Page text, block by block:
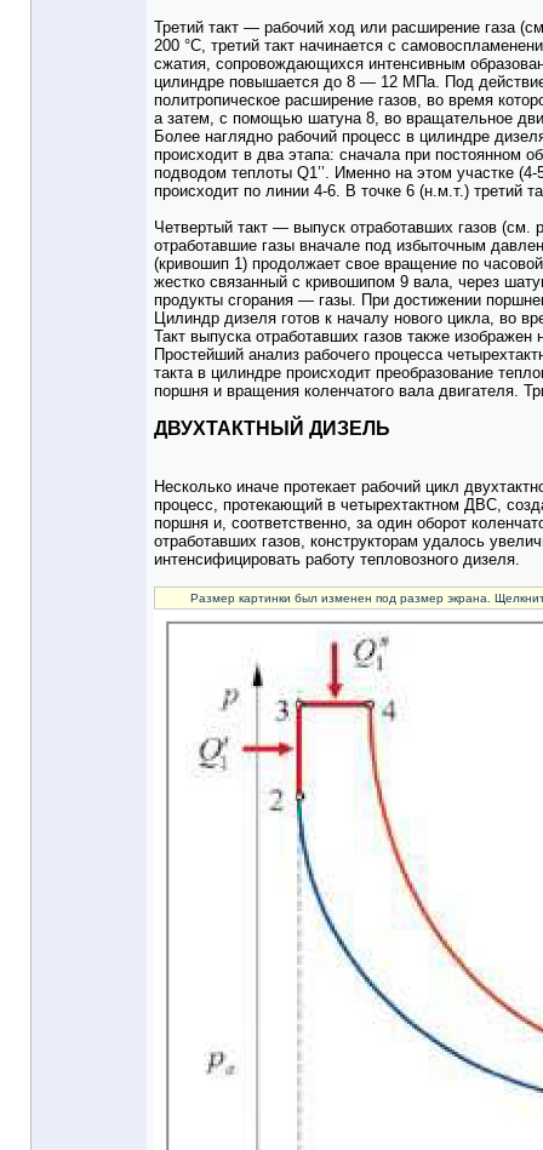
Третий такт — рабочий ход или расширение газа
200 °С, третий такт начинается с
сжатия, сопровождающихся интенсивным
цилиндре повышается до 8 — 12 МПа. Под
политропическое расширение газов, во время
а затем, с помощью шатуна 8, во вращательное
Более наглядно рабочий процесс в цилиндре
происходит в два этапа: сначала при постоянном
подводом теплоты Q1’’. Именно на этом участке
происходит по линии 4-6. В точке 6 (н.м.т.) третий
Четвертый такт — выпуск отработавших газов (см.
отработавшие газы вначале под избыточным
(кривошип 1) продолжает свое вращение по
жестко связанный с кривошипом 9 вала, через
продукты сгорания — газы. При достижении
Цилиндр дизеля готов к началу нового цикла, во
Такт выпуска отработавших газов также
Простейший анализ рабочего процесса
такта в цилиндре происходит преобразование
поршня и вращения коленчатого вала двигателя.
ДВУХТАКТНЫЙ ДИЗЕЛЬ
Несколько иначе протекает рабочий цикл
процесс, протекающий в четырехтактном ДВС,
поршня и, соответственно, за один оборот
отработавших газов, конструкторам удалось
интенсифицировать работу тепловозного дизеля.
Размер картинки был изменен под размер экрана.